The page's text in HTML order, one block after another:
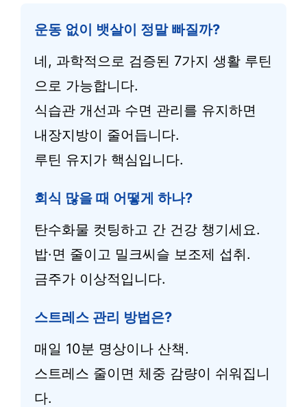
운동 없이 뱃살이 정말 빠질까?
네, 과학적으로 검증된 7가지 생활 루틴
으로 가능합니다.
식습관 개선과 수면 관리를 유지하면
내장지방이 줄어듭니다.
루틴 유지가 핵심입니다.
회식 많을 때 어떻게 하나?
탄수화물 컷팅하고 간 건강 챙기세요.
밥·면 줄이고 밀크씨슬 보조제 섭취.
금주가 이상적입니다.
스트레스 관리 방법은?
매일 10분 명상이나 산책.
스트레스 줄이면 체중 감량이 쉬워집니
다.